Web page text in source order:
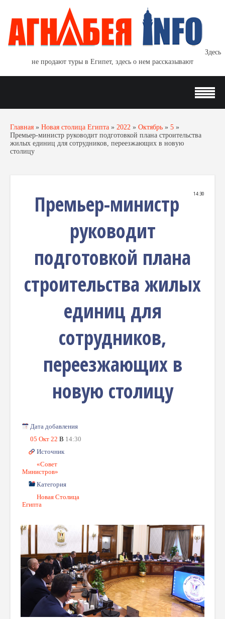
Здесь
не продают туры в Египет, здесь о нем рассказывают
Главная » Новая столица Египта » 2022 » Октябрь » 5 »
Премьер-министр руководит подготовкой плана строительства
жилых единиц для сотрудников, переезжающих в новую
столицу
14:30
Премьер-министр
руководит
подготовкой плана
строительства жилых
единиц для
сотрудников,
переезжающих в
новую столицу
Дата добавления
05 Окт 22 В 14:30
Источник
«Совет
Министров»
Категория
Новая Столица
Египта